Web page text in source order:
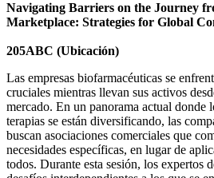
Navigating Barriers on the Journey
Marketplace: Strategies for Global
205ABC (Ubicación)
Las empresas biofarmacéuticas se
cruciales mientras llevan sus activos
mercado. En un panorama actual donde
terapias se están diversificando, las
buscan asociaciones comerciales que
necesidades específicas, en lugar de
todos. Durante esta sesión, los expertos